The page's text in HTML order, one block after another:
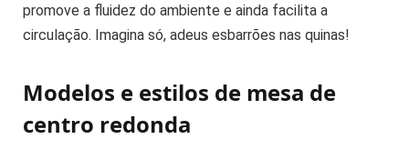
promove a fluidez do ambiente e ainda facilita a
circulação. Imagina só, adeus esbarrões nas quinas!
Modelos e estilos de mesa de
centro redonda